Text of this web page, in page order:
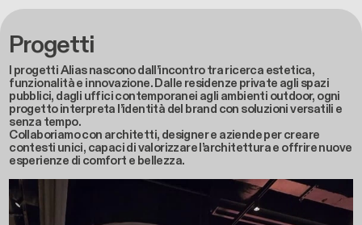
Progetti
I progetti Alias nascono dall’incontro tra ricerca estetica,
funzionalità e innovazione. Dalle residenze private agli spazi
pubblici, dagli uffici contemporanei agli ambienti outdoor, ogni
progetto interpreta l’identità del brand con soluzioni versatili e
senza tempo.
Collaboriamo con architetti, designer e aziende per creare
contesti unici, capaci di valorizzare l’architettura e offrire nuove
esperienze di comfort e bellezza.